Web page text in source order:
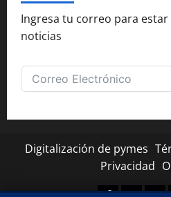
Ingresa tu correo para
noticias
Digitalización de pymes
Privacidad
Facebook
Twitter